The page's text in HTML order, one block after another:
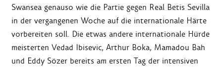
Swansea genauso wie die Partie gegen Real Betis Sevilla
in der vergangenen Woche auf die internationale Härte
vorbereiten soll. Die etwas andere internationale Hürde
meisterten Vedad Ibisevic, Arthur Boka, Mamadou Bah
und Eddy Sözer bereits am ersten Tag der intensiven